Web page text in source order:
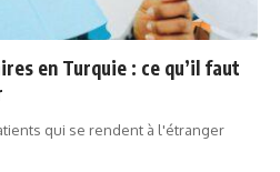
en Turquie : ce qu’il faut
qui se rendent à l'étranger